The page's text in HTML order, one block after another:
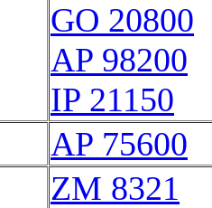
GO 20800
AP 98200
IP 21150
AP 75600
ZM 8321